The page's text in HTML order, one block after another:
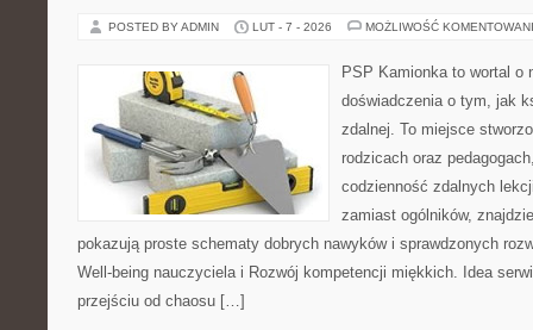
POSTED BY ADMIN LUT - 7 - 2026 MOŻLIWOŚĆ
PSP Kamionka to wortal o
doświadczenia o tym, jak
zdalnej. To miejsce
rodzicach oraz
codzienność zdalnych
zamiast ogólników,
pokazują proste schematy dobrych nawyków i sprawdzonych
Well-being nauczyciela i Rozwój kompetencji miękkich. Idea
przejściu od chaosu […]